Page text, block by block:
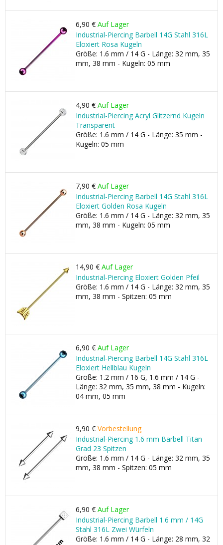
6,90 € Auf Lager
Industrial-Piercing Barbell 14G Stahl 316L
Eloxiert Rosa Kugeln
Größe: 1.6 mm / 14 G - Länge: 32 mm, 35
mm, 38 mm - Kugeln: 05 mm
4,90 € Auf Lager
Industrial-Piercing Acryl Glitzernd Kugeln
Transparent
Größe: 1.6 mm / 14 G - Länge: 35 mm -
Kugeln: 05 mm
7,90 € Auf Lager
Industrial-Piercing Barbell 14G Stahl 316L
Eloxiert Golden Rosa Kugeln
Größe: 1.6 mm / 14 G - Länge: 32 mm, 35
mm, 38 mm - Kugeln: 05 mm
14,90 € Auf Lager
Industrial-Piercing Eloxiert Golden Pfeil
Größe: 1.6 mm / 14 G - Länge: 32 mm, 35
mm, 38 mm - Spitzen: 05 mm
6,90 € Auf Lager
Industrial-Piercing Barbell 14G Stahl 316L
Eloxiert Hellblau Kugeln
Größe: 1.2 mm / 16 G, 1.6 mm / 14 G -
Länge: 32 mm, 35 mm, 38 mm - Kugeln:
04 mm, 05 mm
9,90 € Vorbestellung
Industrial-Piercing 1.6 mm Barbell Titan
Grad 23 Spitzen
Größe: 1.6 mm / 14 G - Länge: 32 mm, 35
mm, 38 mm - Spitzen: 05 mm
6,90 € Auf Lager
Industrial-Piercing Barbell 1.6 mm / 14G
Stahl 316L Zwei Würfeln
Größe: 1.6 mm / 14 G - Länge: 28 mm, 32